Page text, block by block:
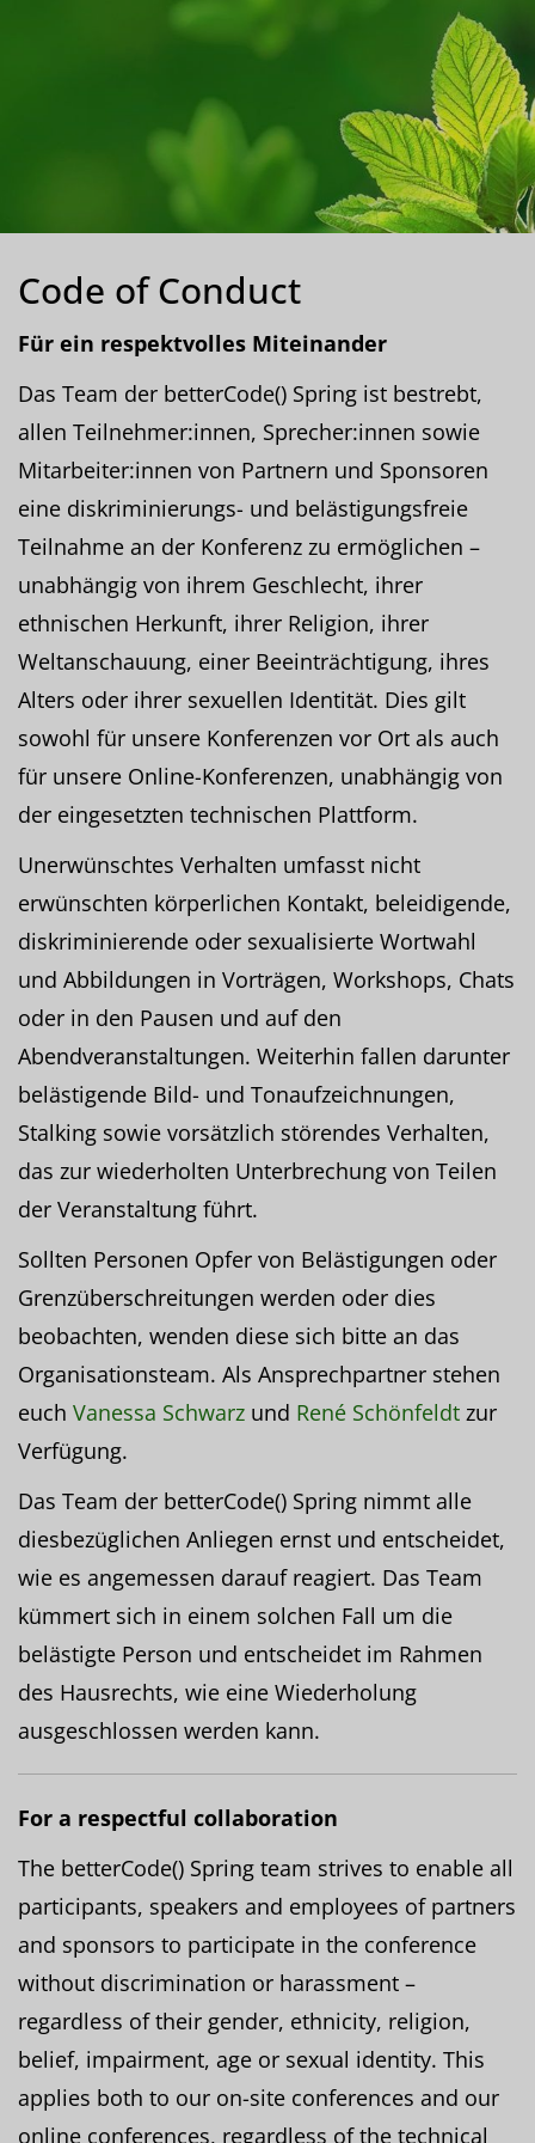
Code of Conduct
Für ein respektvolles Miteinander
Das Team der betterCode() Spring ist bestrebt,
allen Teilnehmer:innen, Sprecher:innen sowie
Mitarbeiter:innen von Partnern und Sponsoren
eine diskriminierungs- und belästigungsfreie
Teilnahme an der Konferenz zu ermöglichen –
unabhängig von ihrem Geschlecht, ihrer
ethnischen Herkunft, ihrer Religion, ihrer
Weltanschauung, einer Beeinträchtigung, ihres
Alters oder ihrer sexuellen Identität. Dies gilt
sowohl für unsere Konferenzen vor Ort als auch
für unsere Online-Konferenzen, unabhängig von
der eingesetzten technischen Plattform.
Unerwünschtes Verhalten umfasst nicht
erwünschten körperlichen Kontakt, beleidigende,
diskriminierende oder sexualisierte Wortwahl
und Abbildungen in Vorträgen, Workshops, Chats
oder in den Pausen und auf den
Abendveranstaltungen. Weiterhin fallen darunter
belästigende Bild- und Tonaufzeichnungen,
Stalking sowie vorsätzlich störendes Verhalten,
das zur wiederholten Unterbrechung von Teilen
der Veranstaltung führt.
Sollten Personen Opfer von Belästigungen oder
Grenzüberschreitungen werden oder dies
beobachten, wenden diese sich bitte an das
Organisationsteam. Als Ansprechpartner stehen
euch Vanessa Schwarz und René Schönfeldt zur
Verfügung.
Das Team der betterCode() Spring nimmt alle
diesbezüglichen Anliegen ernst und entscheidet,
wie es angemessen darauf reagiert. Das Team
kümmert sich in einem solchen Fall um die
belästigte Person und entscheidet im Rahmen
des Hausrechts, wie eine Wiederholung
ausgeschlossen werden kann.
For a respectful collaboration
The betterCode() Spring team strives to enable all
participants, speakers and employees of partners
and sponsors to participate in the conference
without discrimination or harassment –
regardless of their gender, ethnicity, religion,
belief, impairment, age or sexual identity. This
applies both to our on-site conferences and our
online conferences, regardless of the technical